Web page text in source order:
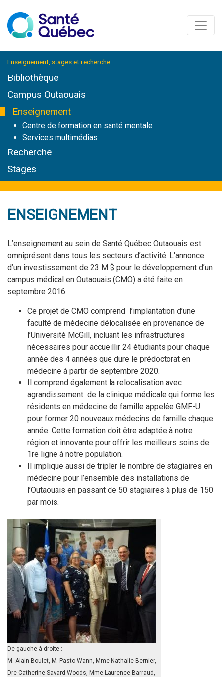
Enseignement, stages et recherche
Bibliothèque
Campus Outaouais
Enseignement
Centre de formation en santé mentale
Services multimédias
Recherche
Stages
ENSEIGNEMENT
L’enseignement au sein de Santé Québec Outaouais est
omniprésent dans tous les secteurs d’activité. L'annonce
d’un investissement de 23 M $ pour le développement d’un
campus médical en Outaouais (CMO) a été faite en
septembre 2016.
Ce projet de CMO comprend l’implantation d’une
faculté de médecine délocalisée en provenance de
l’Université McGill, incluant les infrastructures
nécessaires pour accueillir 24 étudiants pour chaque
année des 4 années que dure le prédoctorat en
médecine à partir de septembre 2020.
Il comprend également la relocalisation avec
agrandissement de la clinique médicale qui forme les
résidents en médecine de famille appelée GMF-U
pour former 20 nouveaux médecins de famille chaque
année. Cette formation doit être adaptée à notre
région et innovante pour offrir les meilleurs soins de
1re ligne à notre population.
Il implique aussi de tripler le nombre de stagiaires en
médecine pour l’ensemble des installations de
l’Outaouais en passant de 50 stagiaires à plus de 150
par mois.
De gauche à droite :
M. Alain Boulet, M. Pasto Wann, Mme Nathalie Bernier,
Dre Catherine Savard-Woods, Mme Laurence Barraud,